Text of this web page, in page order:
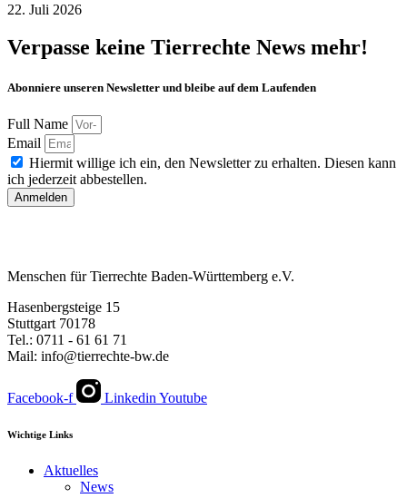
22. Juli 2026
Verpasse keine Tierrechte News mehr!
Abonniere unseren Newsletter und bleibe auf dem Laufenden
Full Name
Email
Hiermit willige ich ein, den Newsletter zu erhalten. Diesen kann
ich jederzeit abbestellen.
Anmelden
Menschen für Tierrechte Baden-Württemberg e.V.
Hasenbergsteige 15
Stuttgart 70178
Tel.: 0711 - 61 61 71
Mail: info@tierrechte-bw.de
Facebook-f Linkedin Youtube
Wichtige Links
Aktuelles
News